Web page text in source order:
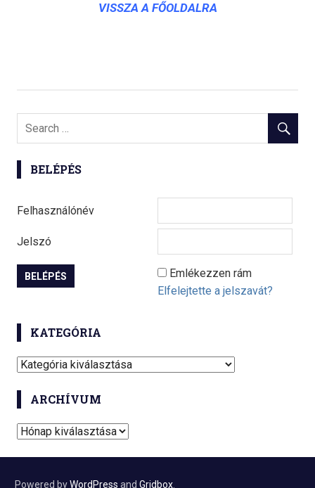
VISSZA A FŐOLDALRA
BELÉPÉS
Felhasználónév
Jelszó
Emlékezzen rám
Elfelejtette a jelszavát?
KATEGÓRIA
K
g
ARCHÍVUM
A
h
Powered byWordPress and Gridbox.